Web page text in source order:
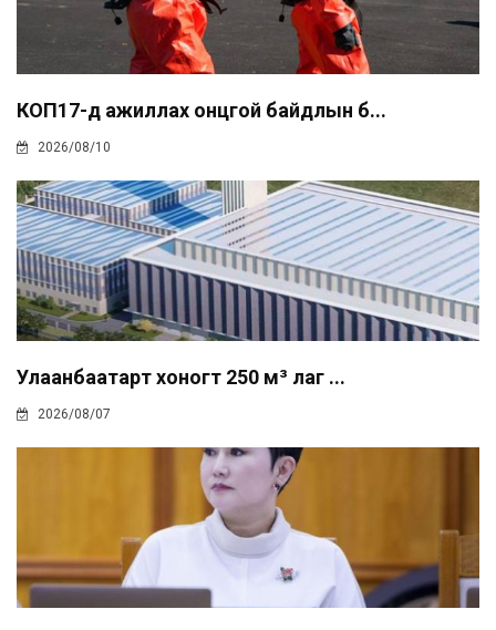
КОП17-д ажиллах онцгой байдлын б...
2026/08/10
Улаанбаатарт хоногт 250 м³ лаг ...
2026/08/07